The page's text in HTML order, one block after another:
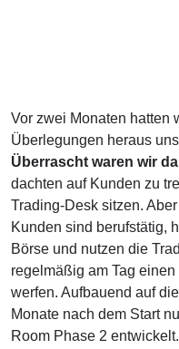
Vor zwei Monaten hatten
Überlegungen heraus
Überrascht waren wir
dachten auf Kunden zu
Trading-Desk sitzen.
Kunden sind berufstätig,
Börse und nutzen die
regelmäßig am Tag
werfen. Aufbauend auf
Monate nach dem Start
Room Phase 2